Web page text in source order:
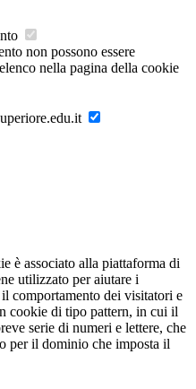
non possono essere
nella pagina della cookie
è associato alla piattaforma di
utilizzato per aiutare i
comportamento dei visitatori e
cookie di tipo pattern, in cui il
serie di numeri e lettere, che
per il dominio che imposta il